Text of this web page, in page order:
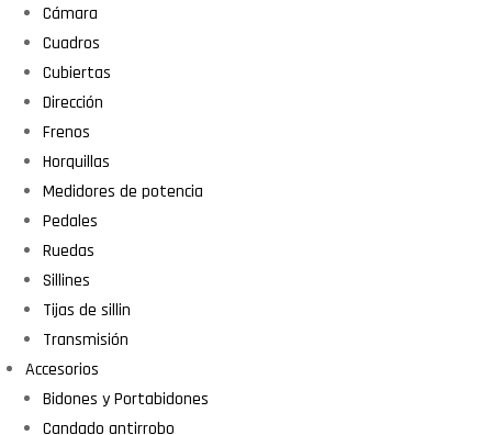
Cámara
Cuadros
Cubiertas
Dirección
Frenos
Horquillas
Medidores de potencia
Pedales
Ruedas
Sillines
Tijas de sillin
Transmisión
Accesorios
Bidones y Portabidones
Candado antirrobo